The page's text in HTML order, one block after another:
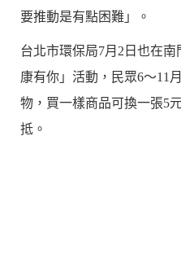
要推動是有點困難」。
台北市環保局7月2日也在
康有你」活動，民眾6～11
物，買一樣商品可換一張5
抵。